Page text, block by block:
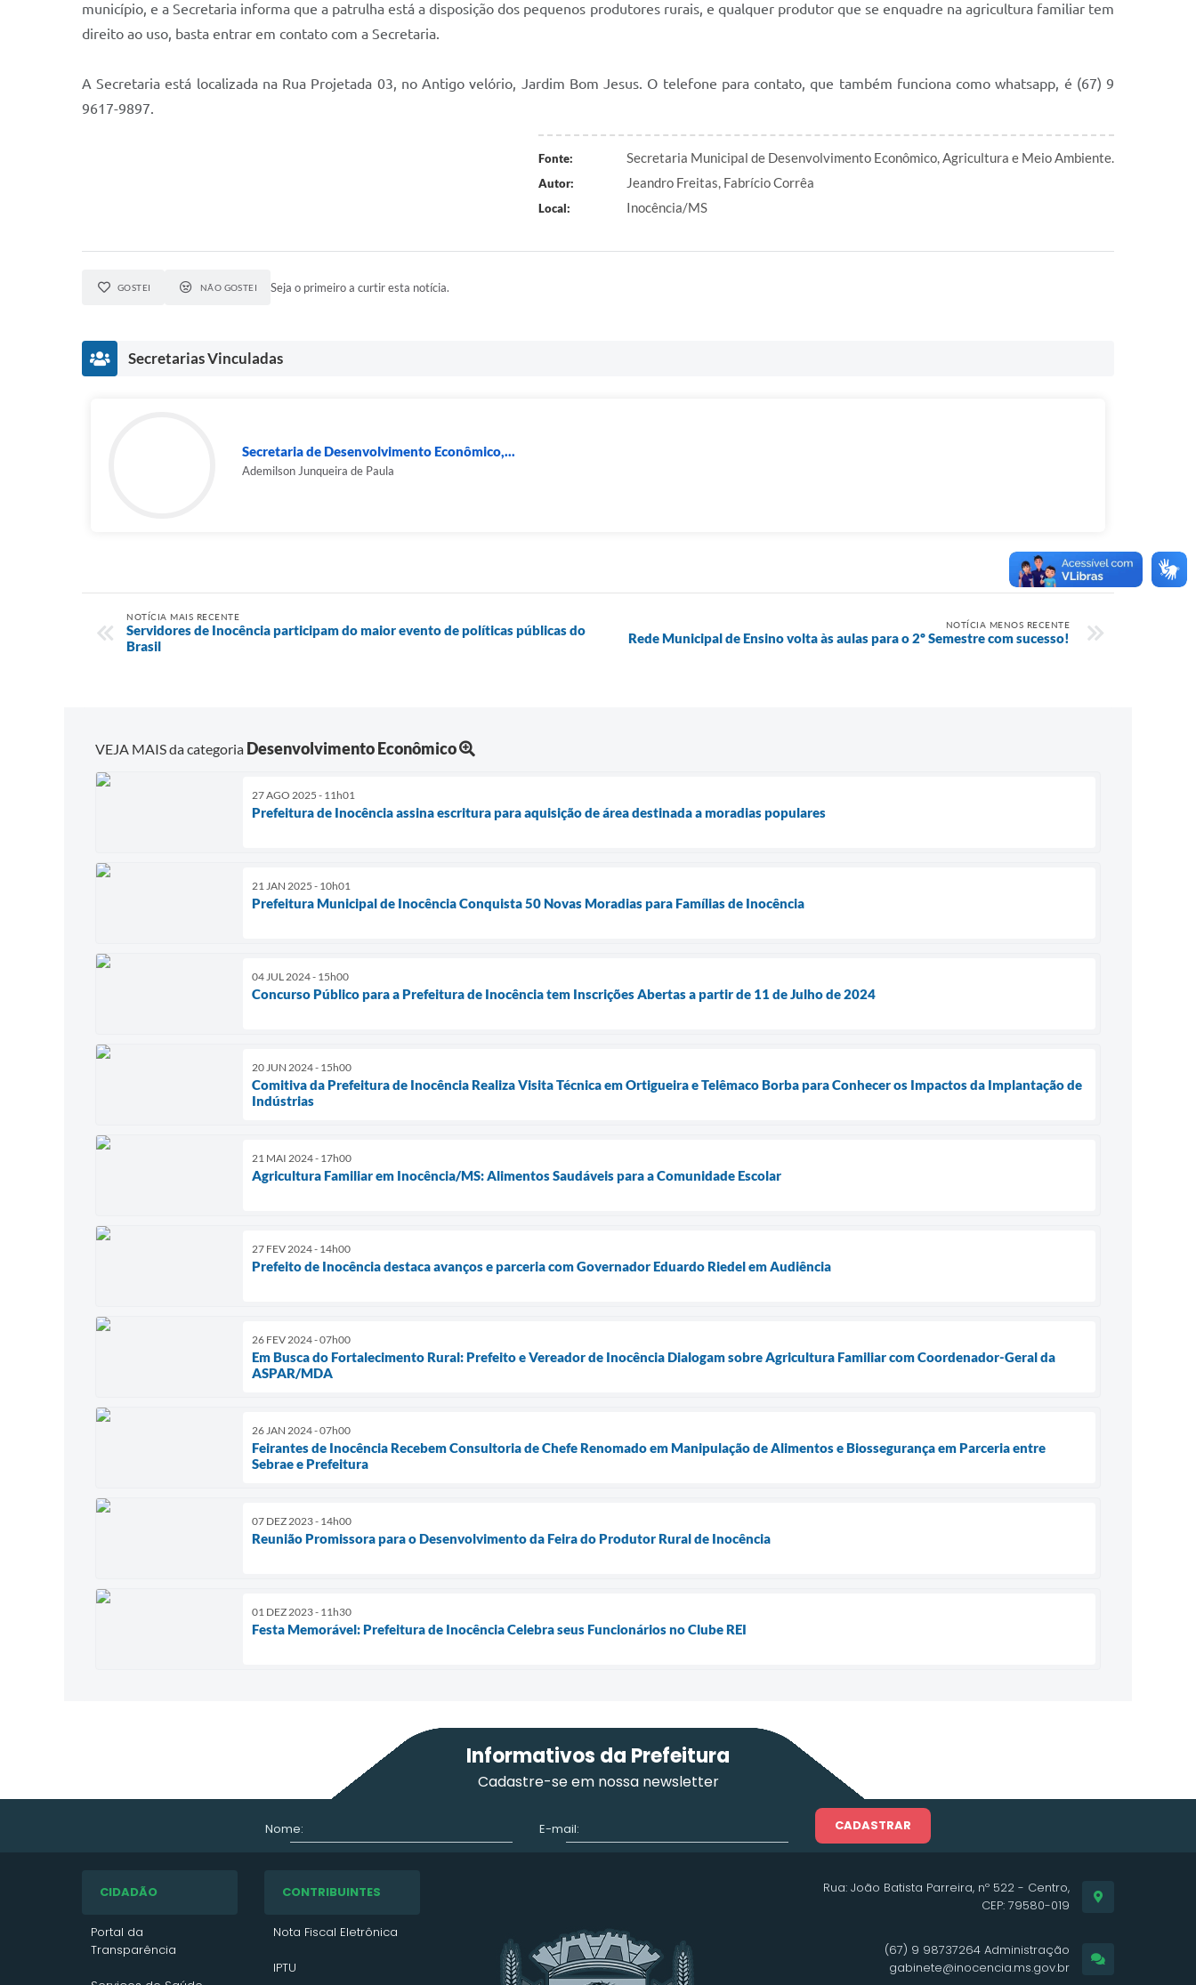
município, e a Secretaria informa que a patrulha está a disposição dos pequenos produtores rurais, e qualquer produtor que se enquadre na agricultura familiar tem
direito ao uso, basta entrar em contato com a Secretaria.
A Secretaria está localizada na Rua Projetada 03, no Antigo velório, Jardim Bom Jesus. O telefone para contato, que também funciona como whatsapp, é (67) 9
9617-9897.
Fonte: Secretaria Municipal de Desenvolvimento Econômico, Agricultura e Meio Ambiente.
Autor: Jeandro Freitas, Fabrício Corrêa
Local: Inocência/MS
GOSTEI NÃO GOSTEI Seja o primeiro a curtir esta notícia.
Secretarias Vinculadas
Secretaria de Desenvolvimento Econômico,...
Ademilson Junqueira de Paula
NOTÍCIA MAIS RECENTE
Servidores de Inocência participam do maior evento de políticas públicas do
Brasil
NOTÍCIA MENOS RECENTE
Rede Municipal de Ensino volta às aulas para o 2º Semestre com sucesso!
VEJA MAIS da categoria Desenvolvimento Econômico
27 AGO 2025 - 11h01
Prefeitura de Inocência assina escritura para aquisição de área destinada a moradias populares
21 JAN 2025 - 10h01
Prefeitura Municipal de Inocência Conquista 50 Novas Moradias para Famílias de Inocência
04 JUL 2024 - 15h00
Concurso Público para a Prefeitura de Inocência tem Inscrições Abertas a partir de 11 de Julho de 2024
20 JUN 2024 - 15h00
Comitiva da Prefeitura de Inocência Realiza Visita Técnica em Ortigueira e Telêmaco Borba para Conhecer os Impactos da Implantação de
Indústrias
21 MAI 2024 - 17h00
Agricultura Familiar em Inocência/MS: Alimentos Saudáveis para a Comunidade Escolar
27 FEV 2024 - 14h00
Prefeito de Inocência destaca avanços e parceria com Governador Eduardo Riedel em Audiência
26 FEV 2024 - 07h00
Em Busca do Fortalecimento Rural: Prefeito e Vereador de Inocência Dialogam sobre Agricultura Familiar com Coordenador-Geral da
ASPAR/MDA
26 JAN 2024 - 07h00
Feirantes de Inocência Recebem Consultoria de Chefe Renomado em Manipulação de Alimentos e Biossegurança em Parceria entre
Sebrae e Prefeitura
07 DEZ 2023 - 14h00
Reunião Promissora para o Desenvolvimento da Feira do Produtor Rural de Inocência
01 DEZ 2023 - 11h30
Festa Memorável: Prefeitura de Inocência Celebra seus Funcionários no Clube REI
Informativos da Prefeitura
Cadastre-se em nossa newsletter
Nome: E-mail: CADASTRAR
CIDADÃO
Portal da
Transparência
CONTRIBUINTES
Nota Fiscal Eletrônica
IPTU
Rua: João Batista Parreira, nº 522 - Centro,
CEP: 79580-019
(67) 9 98737264 Administração
gabinete@inocencia.ms.gov.br